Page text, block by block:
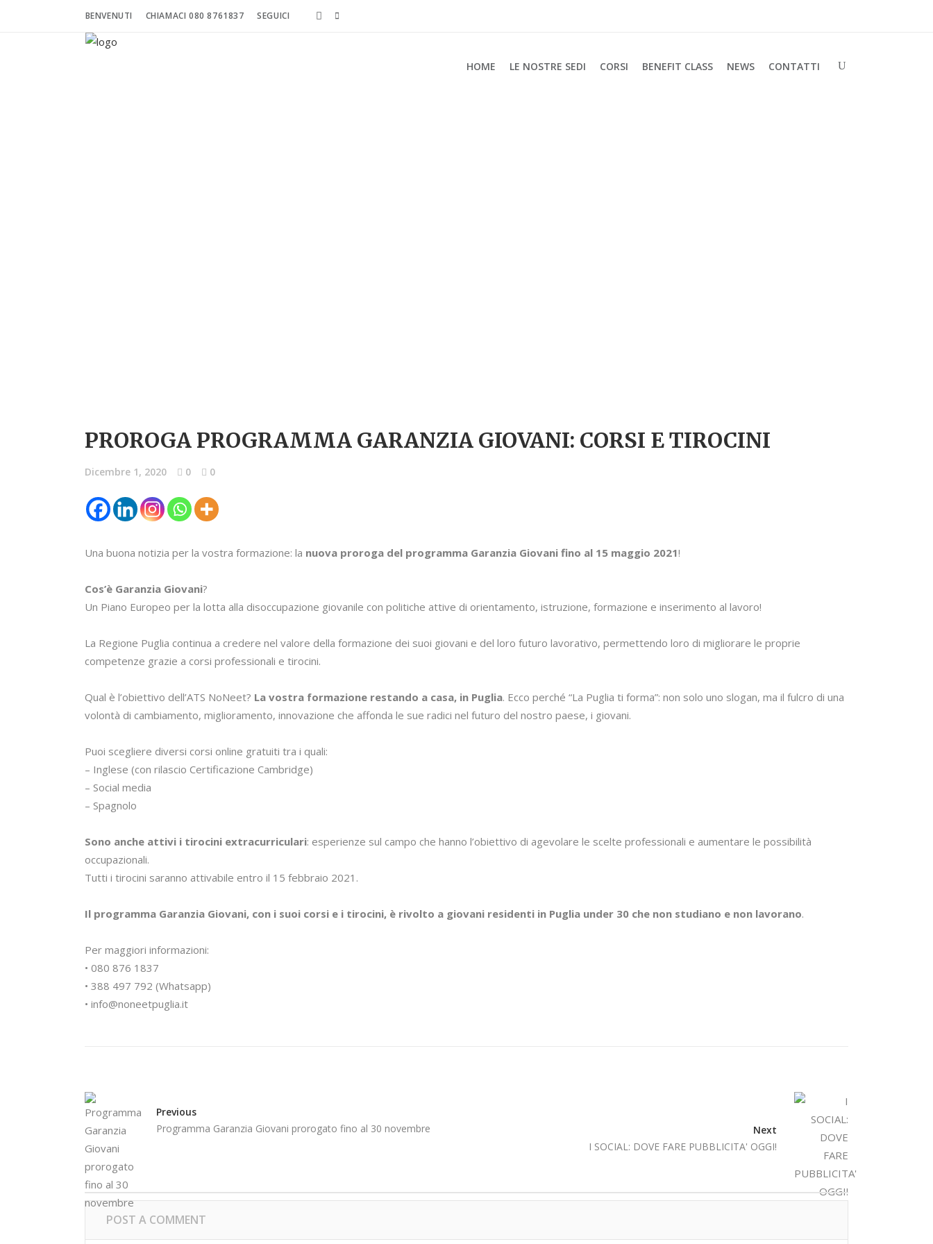
BENVENUTI CHIAMACI 080 8761837 SEGUICI
HOME LE NOSTRE SEDI CORSI BENEFIT CLASS NEWS CONTATTI
PROROGA PROGRAMMA GARANZIA GIOVANI: CORSI E TIROCINI
Dicembre 1, 2020 0 0
Una buona notizia per la vostra formazione: la nuova proroga del programma Garanzia Giovani fino al 15 maggio 2021!
Cos’è Garanzia Giovani?
Un Piano Europeo per la lotta alla disoccupazione giovanile con politiche attive di orientamento, istruzione, formazione e inserimento al lavoro!
La Regione Puglia continua a credere nel valore della formazione dei suoi giovani e del loro futuro lavorativo, permettendo loro di migliorare le proprie
competenze grazie a corsi professionali e tirocini.
Qual è l’obiettivo dell’ATS NoNeet? La vostra formazione restando a casa, in Puglia. Ecco perché “La Puglia ti forma”: non solo uno slogan, ma il fulcro di una
volontà di cambiamento, miglioramento, innovazione che affonda le sue radici nel futuro del nostro paese, i giovani.
Puoi scegliere diversi corsi online gratuiti tra i quali:
– Inglese (con rilascio Certificazione Cambridge)
– Social media
– Spagnolo
Sono anche attivi i tirocini extracurriculari: esperienze sul campo che hanno l’obiettivo di agevolare le scelte professionali e aumentare le possibilità
occupazionali.
Tutti i tirocini saranno attivabile entro il 15 febbraio 2021.
Il programma Garanzia Giovani, con i suoi corsi e i tirocini, è rivolto a giovani residenti in Puglia under 30 che non studiano e non lavorano.
Per maggiori informazioni:
• 080 876 1837
• 388 497 792 (Whatsapp)
• info@noneetpuglia.it
Previous
Programma Garanzia Giovani prorogato fino al 30 novembre
Next
I SOCIAL: DOVE FARE PUBBLICITA' OGGI!
POST A COMMENT